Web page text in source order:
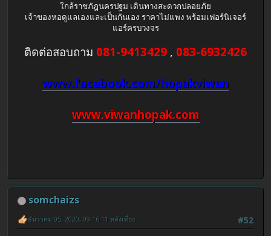
ใกล้ราชภัฎนครปฐม เดินทางสะดวกปลอยภัย
เจ้าของหอดูแลเองและเป็นกันเอง ราคาไม่แพง พร้อมเฟอร์นิเจอร์
แอร์ครบวงจร
ติดต่อสอบถาม 081-9413429 , 083-6932426
www.facebook.com/hopakviwan
www.viwanhopak.com
somchaizs
#52
ธันวาคม 05, 2020, 09:16:11 หลังเที่ยง